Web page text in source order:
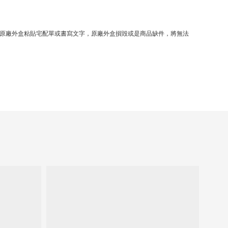
廠外盒粘貼宅配單或書寫文字，原廠外盒損毀或是商品缺件，將無法